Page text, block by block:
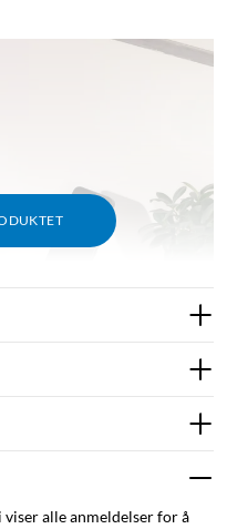
viser alle anmeldelser for å